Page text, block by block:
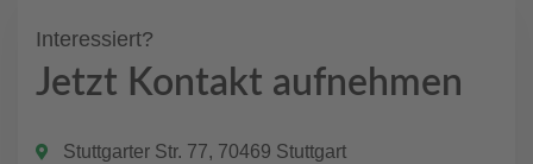
Interessiert?
Jetzt Kontakt aufnehmen
Stuttgarter Str. 77, 70469 Stuttgart